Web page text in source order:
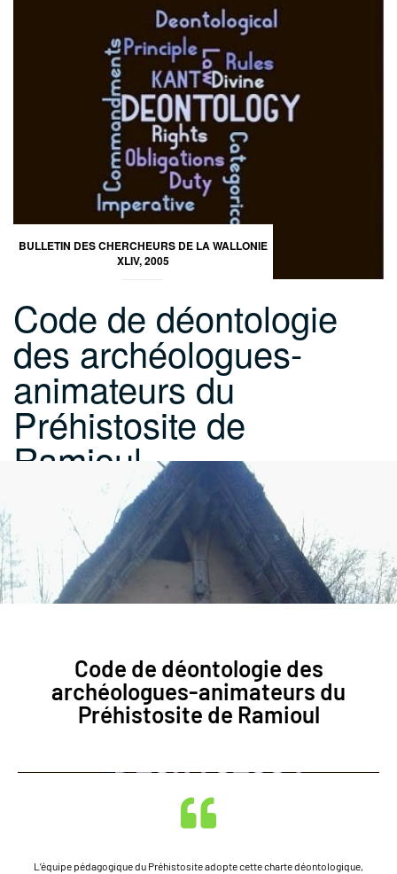
BULLETIN DES CHERCHEURS DE LA WALLONIE
XLIV, 2005
Code de déontologie
des archéologues-
animateurs du
Préhistosite de
Ramioul…
Code de déontologie des
archéologues-animateurs du
Préhistosite de Ramioul
L’équipe pédagogique du Préhistosite adopte cette charte déontologique,